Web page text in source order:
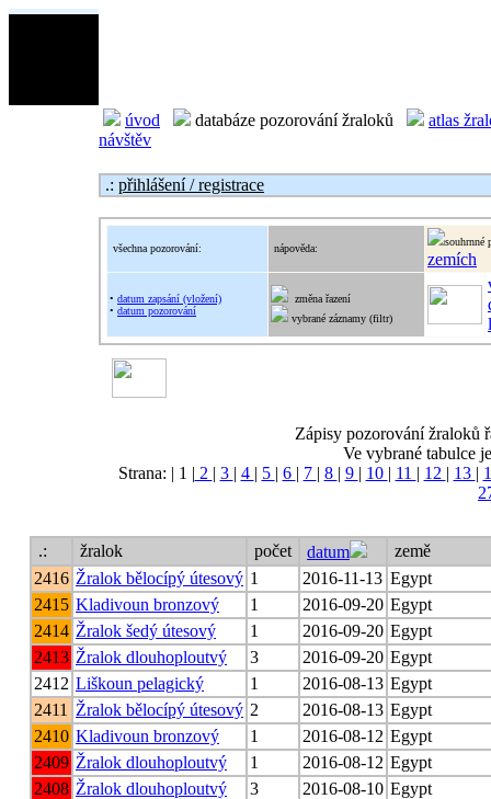
úvod databáze pozorování žraloků
atlas
návštěv
.: přihlášení / registrace
všechna pozorování: nápověda:
souhrnné
zemích
• datum zapsání (vložení)
• datum pozorování
změna řazení
vybrané záznamy (filtr)
Zápisy pozorování žraloků
Ve vybrané tabulce
Strana: | 1 | 2 | 3 | 4 | 5 | 6 | 7 | 8 | 9 | 10 | 11 | 12 | 13 |
.: žralok počet datum
země
2416 Žralok bělocípý útesový 1 2016-11-13 Egypt
2415 Kladivoun bronzový 1 2016-09-20 Egypt
2414 Žralok šedý útesový 1 2016-09-20 Egypt
2413 Žralok dlouhoploutvý 3 2016-09-20 Egypt
2412 Liškoun pelagický 1 2016-08-13 Egypt
2411
Žralok bělocípý útesový 2 2016-08-13 Egypt
2410 Kladivoun bronzový 1 2016-08-12 Egypt
2409 Žralok dlouhoploutvý 1 2016-08-12 Egypt
2408 Žralok dlouhoploutvý 3 2016-08-10 Egypt